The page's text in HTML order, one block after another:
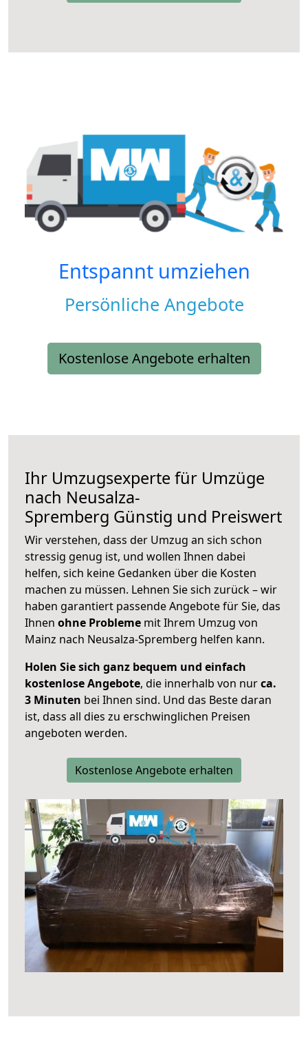
Entspannt umziehen
Persönliche Angebote
Kostenlose Angebote erhalten
Ihr Umzugsexperte für Umzüge
nach Neusalza-
Spremberg Günstig und Preiswert
Wir verstehen, dass der Umzug an sich schon
stressig genug ist, und wollen Ihnen dabei
helfen, sich keine Gedanken über die Kosten
machen zu müssen. Lehnen Sie sich zurück – wir
haben garantiert passende Angebote für Sie, das
Ihnen ohne Probleme mit Ihrem Umzug von
Mainz nach Neusalza-Spremberg helfen kann.
Holen Sie sich ganz bequem und einfach
kostenlose Angebote, die innerhalb von nurca.
3 Minuten bei Ihnen sind. Und das Beste daran
ist, dass all dies zu erschwinglichen Preisen
angeboten werden.
Kostenlose Angebote erhalten